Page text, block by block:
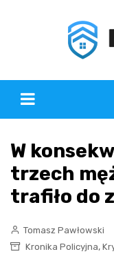
W
trzech
trafiło do
Tomasz Pawłowski
Kronika Policyjna,